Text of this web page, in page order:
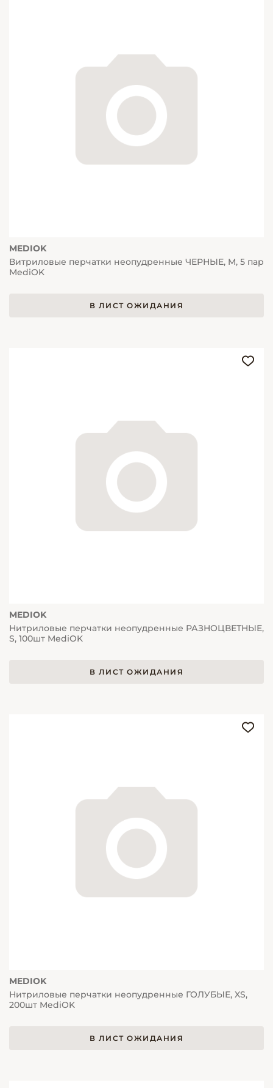
MEDIOK
Витриловые перчатки неопудренные ЧЕРНЫЕ, M, 5 пар
MediOK
В ЛИСТ ОЖИДАНИЯ
MEDIOK
Нитриловые перчатки неопудренные РАЗНОЦВЕТНЫЕ,
S, 100шт MediOK
В ЛИСТ ОЖИДАНИЯ
MEDIOK
Нитриловые перчатки неопудренные ГОЛУБЫЕ, XS,
200шт MediOK
В ЛИСТ ОЖИДАНИЯ